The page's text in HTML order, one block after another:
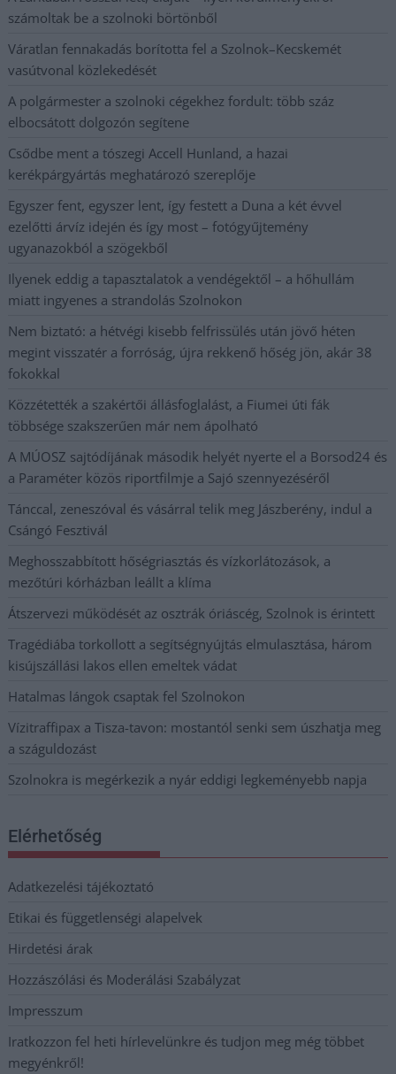
számoltak be a szolnoki börtönből
Váratlan fennakadás borította fel a Szolnok–Kecskemét
vasútvonal közlekedését
A polgármester a szolnoki cégekhez fordult: több száz
elbocsátott dolgozón segítene
Csődbe ment a tószegi Accell Hunland, a hazai
kerékpárgyártás meghatározó szereplője
Egyszer fent, egyszer lent, így festett a Duna a két évvel
ezelőtti árvíz idején és így most – fotógyűjtemény
ugyanazokból a szögekből
Ilyenek eddig a tapasztalatok a vendégektől – a hőhullám
miatt ingyenes a strandolás Szolnokon
Nem biztató: a hétvégi kisebb felfrissülés után jövő héten
megint visszatér a forróság, újra rekkenő hőség jön, akár 38
fokokkal
Közzétették a szakértői állásfoglalást, a Fiumei úti fák
többsége szakszerűen már nem ápolható
A MÚOSZ sajtódíjának második helyét nyerte el a Borsod24 és
a Paraméter közös riportfilmje a Sajó szennyezéséről
Tánccal, zeneszóval és vásárral telik meg Jászberény, indul a
Csángó Fesztivál
Meghosszabbított hőségriasztás és vízkorlátozások, a
mezőtúri kórházban leállt a klíma
Átszervezi működését az osztrák óriáscég, Szolnok is érintett
Tragédiába torkollott a segítségnyújtás elmulasztása, három
kisújszállási lakos ellen emeltek vádat
Hatalmas lángok csaptak fel Szolnokon
Vízitraffipax a Tisza-tavon: mostantól senki sem úszhatja meg
a száguldozást
Szolnokra is megérkezik a nyár eddigi legkeményebb napja
Elérhetőség
Adatkezelési tájékoztató
Etikai és függetlenségi alapelvek
Hirdetési árak
Hozzászólási és Moderálási Szabályzat
Impresszum
Iratkozzon fel heti hírlevelünkre és tudjon meg még többet
megyénkről!